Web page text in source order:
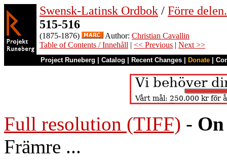
Swensk-Latinsk Ordbok / Förre
515-516
(1875-1876) Author: Christian Cavallin
Table of Contents / Innehåll | << Previous | Next >>
Project Runeberg Catalog Recent Changes Donate
Full resolution (TIFF) -
Främre ...